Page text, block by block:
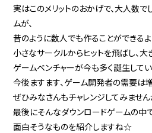
実はこのメリットのおかげで、大人数
ムが、
昔のように数人でも作ることができるよ
小さなサークルからヒットを飛ばし、
ゲームベンチャーが今も多く誕生してい
今後ますます、ゲーム開発者の需要は
ぜひみなさんもチャレンジしてみません
最後にそんなダウンロードゲームの中
面白そうなものを紹介しますね☆